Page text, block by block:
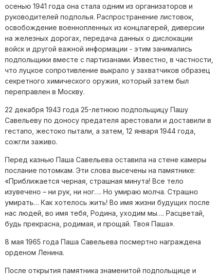
осенью 1941 года она стала одним из организаторов и
руководителей подполья. Распространение листовок,
освобождение военнопленных из концлагерей, диверсии
на железных дорогах, передача данных о дислокации
войск и другой важной информации - этим занимались
подпольщики вместе с партизанами. Известно, в частности,
что луцкое сопротивление выкрало у захватчиков образец
секретного химического оружия, который затем был
переправлен в Москву.
22 декабря 1943 года 25-летнюю подпольщицу Пашу
Савельеву по доносу предателя арестовали и доставили в
гестапо, жестоко пытали, а затем, 12 января 1944 года,
сожгли заживо.
Перед казнью Паша Савельева оставила на стене камеры
послание потомкам. Эти слова высечены на памятнике:
«Приближается черная, страшная минута! Все тело
изувечено – ни рук, ни ног…. Но умираю молча. Страшно
умирать… Как хотелось жить! Во имя жизни будущих после
нас людей, во имя тебя, Родина, уходим мы…. Расцветай,
будь прекрасна, родимая, и прощай. Твоя Паша».
8 мая 1965 года Паша Савельева посмертно награждена
орденом Ленина.
После открытия памятника знаменитой подпольщице и